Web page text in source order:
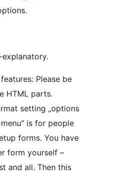
Please be
HTML parts.
setting „options
is for people
forms. You have
form yourself –
and all. Then this